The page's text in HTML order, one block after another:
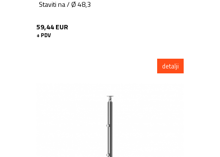
Staviti na / Ø 48,3
59,44 EUR
+ PDV
detalji